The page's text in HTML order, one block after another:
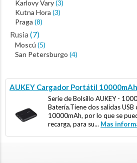
Karlovy Vary(3)
Kutna Hora (3)
Praga (8)
Rusia(7)
Moscú (5)
San Petersburgo (4)
AUKEY Cargador Portátil
Serie de Bolsillo AUKEY -
Batería.Tiene dos salidas
10000mAh, por lo que se
recarga, para su... Mas